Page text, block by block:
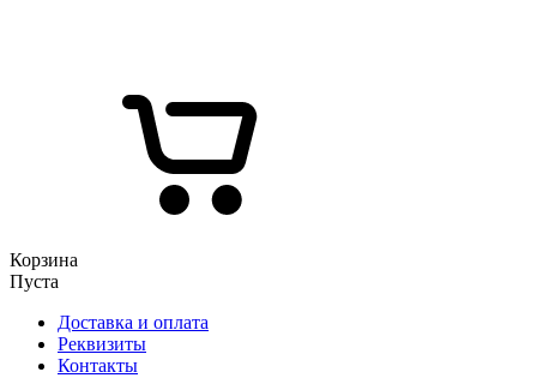
Корзина
Пуста
Доставка и оплата
Реквизиты
Контакты